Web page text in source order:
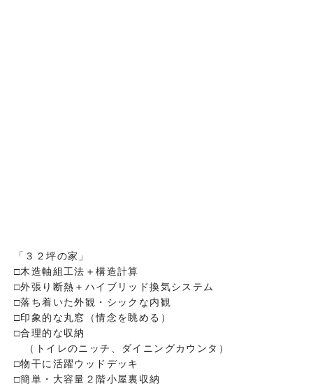
「３２坪の家」
□木造軸組工法＋構造計算
□外張り断熱＋ハイブリッド換気システム
□落ち着いた外観・シックな内観
□印象的な丸窓（情念を眺める）
□合理的な収納
（トイレのニッチ、ダイニングカウンタ）
□物干に活躍ウッドデッキ
□簡単・大容量２階小屋裏収納